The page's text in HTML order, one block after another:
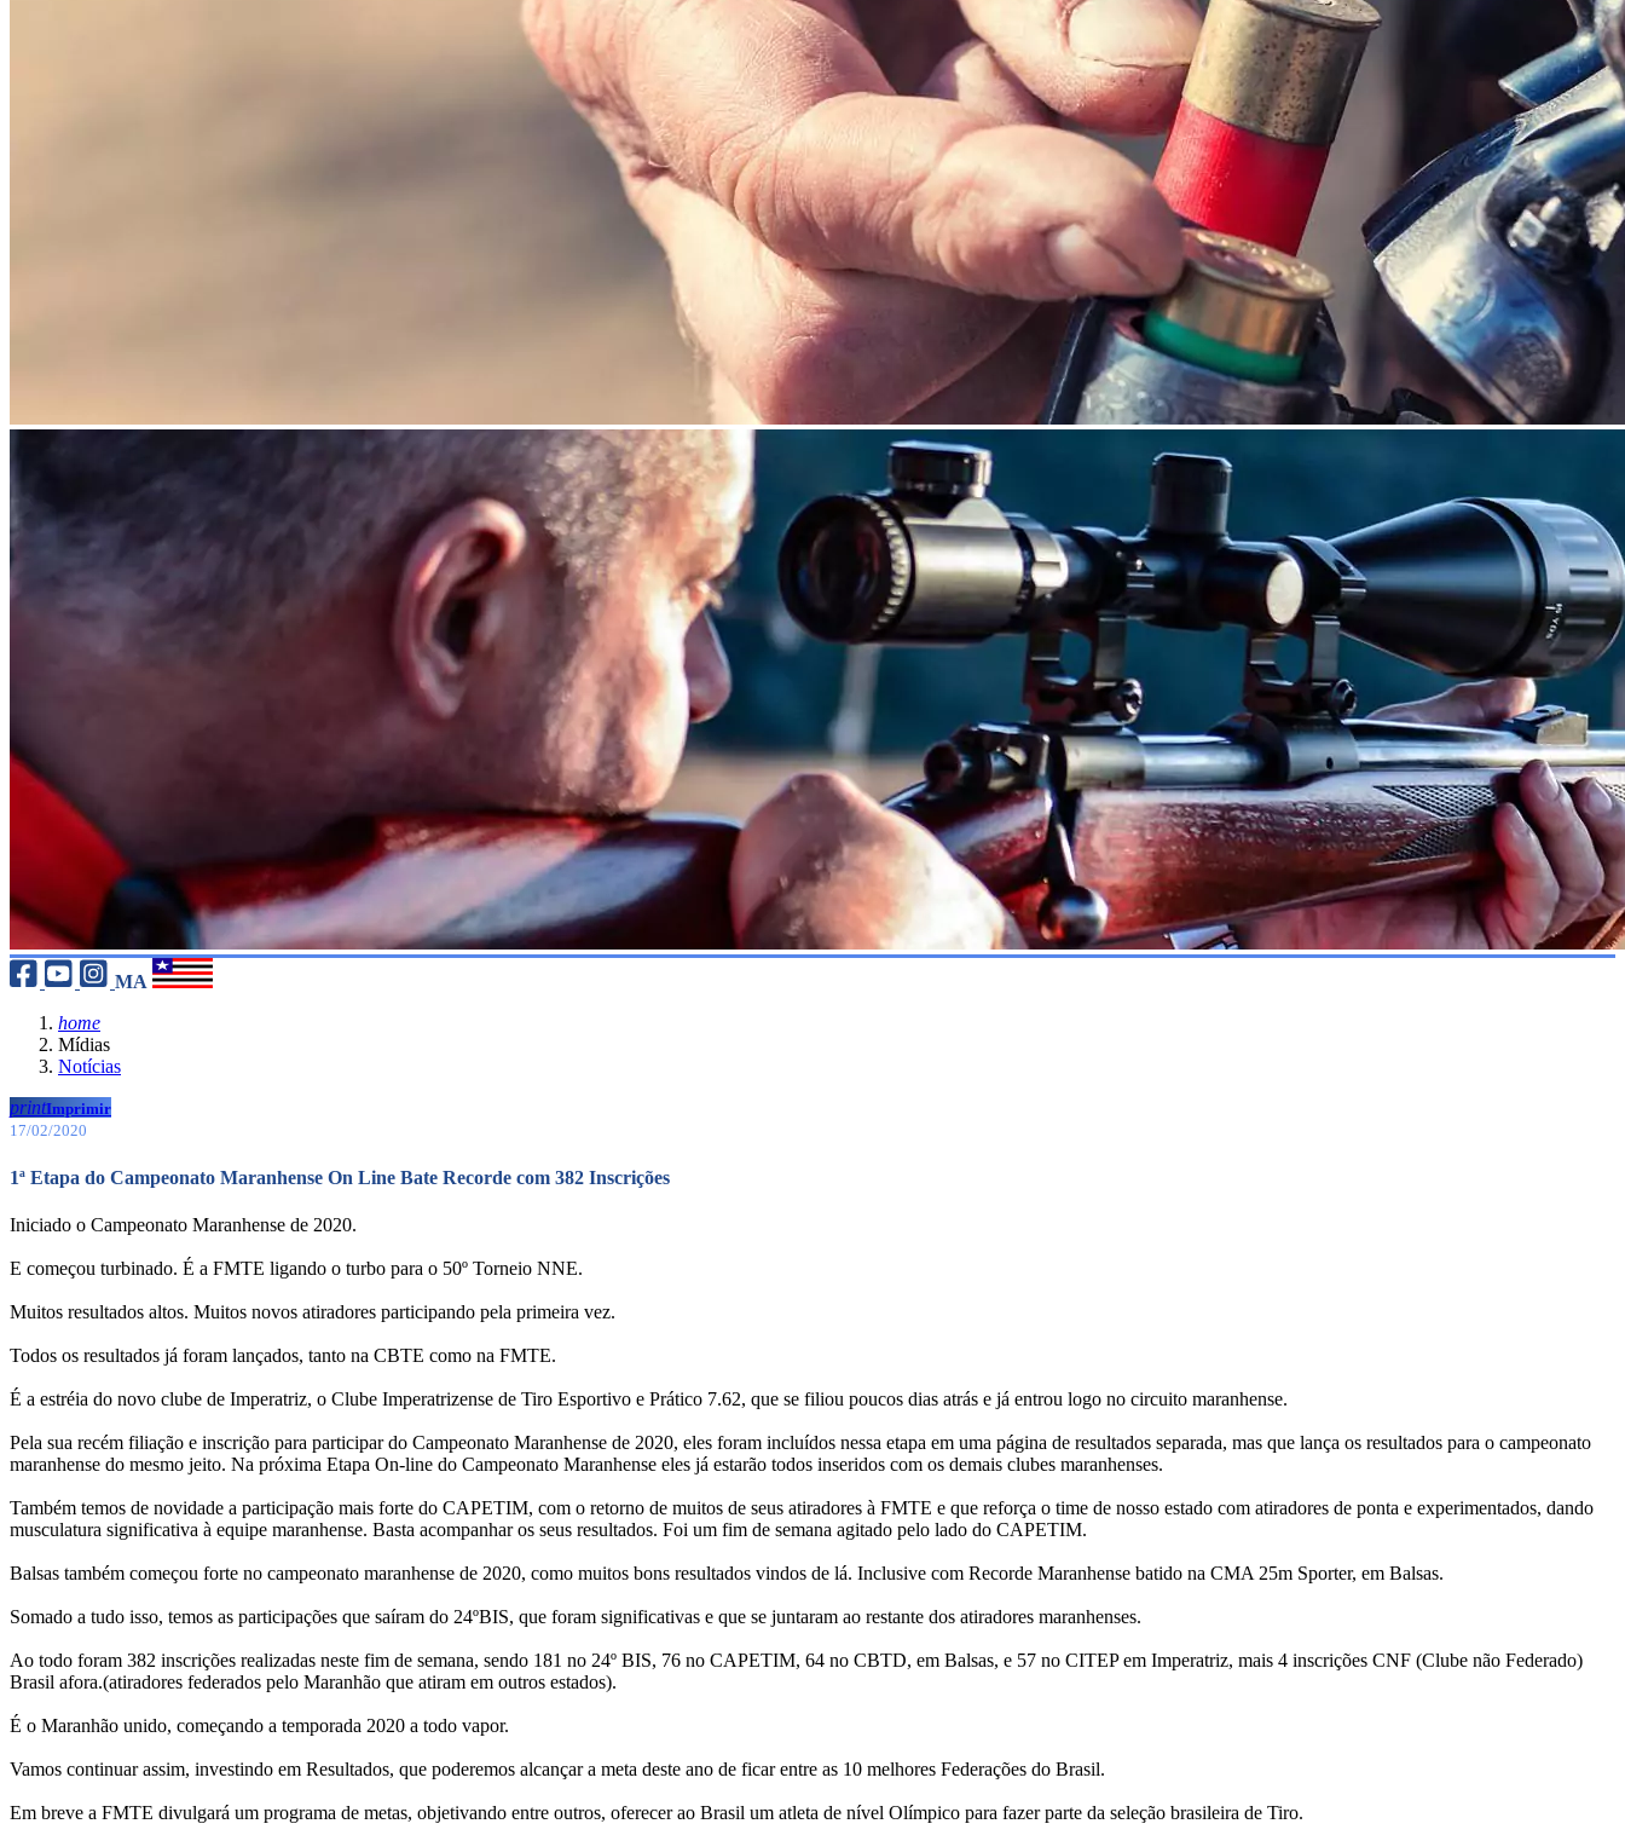
MA
home
Mídias
Notícias
printImprimir
17/02/2020
1ª Etapa do Campeonato Maranhense On Line Bate Recorde com 382 Inscrições
Iniciado o Campeonato Maranhense de 2020.
E começou turbinado. É a FMTE ligando o turbo para o 50º Torneio NNE.
Muitos resultados altos. Muitos novos atiradores participando pela primeira vez.
Todos os resultados já foram lançados, tanto na CBTE como na FMTE.
É a estréia do novo clube de Imperatriz, o Clube Imperatrizense de Tiro Esportivo e Prático 7.62, que se filiou poucos dias atrás e já entrou logo no circuito maranhense.
Pela sua recém filiação e inscrição para participar do Campeonato Maranhense de 2020, eles foram incluídos nessa etapa em uma página de resultados separada, mas que lança os resultados para o campeonato
maranhense do mesmo jeito. Na próxima Etapa On-line do Campeonato Maranhense eles já estarão todos inseridos com os demais clubes maranhenses.
Também temos de novidade a participação mais forte do CAPETIM, com o retorno de muitos de seus atiradores à FMTE e que reforça o time de nosso estado com atiradores de ponta e experimentados, dando
musculatura significativa à equipe maranhense. Basta acompanhar os seus resultados. Foi um fim de semana agitado pelo lado do CAPETIM.
Balsas também começou forte no campeonato maranhense de 2020, como muitos bons resultados vindos de lá. Inclusive com Recorde Maranhense batido na CMA 25m Sporter, em Balsas.
Somado a tudo isso, temos as participações que saíram do 24ºBIS, que foram significativas e que se juntaram ao restante dos atiradores maranhenses.
Ao todo foram 382 inscrições realizadas neste fim de semana, sendo 181 no 24º BIS, 76 no CAPETIM, 64 no CBTD, em Balsas, e 57 no CITEP em Imperatriz, mais 4 inscrições CNF (Clube não Federado)
Brasil afora.(atiradores federados pelo Maranhão que atiram em outros estados).
É o Maranhão unido, começando a temporada 2020 a todo vapor.
Vamos continuar assim, investindo em Resultados, que poderemos alcançar a meta deste ano de ficar entre as 10 melhores Federações do Brasil.
Em breve a FMTE divulgará um programa de metas, objetivando entre outros, oferecer ao Brasil um atleta de nível Olímpico para fazer parte da seleção brasileira de Tiro.